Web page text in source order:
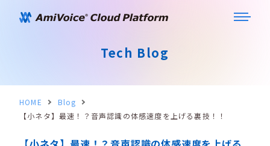
Tech Blog
HOME
Blog
【小ネタ】最速！？音声認識の体感速度を上げる裏技！！